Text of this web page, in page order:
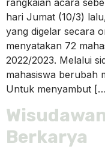
rangkaian acara
hari Jumat (10/3)
yang digelar secara
menyatakan 72
2022/2023. Melalui
mahasiswa berubah
Untuk menyambut
Berkarya